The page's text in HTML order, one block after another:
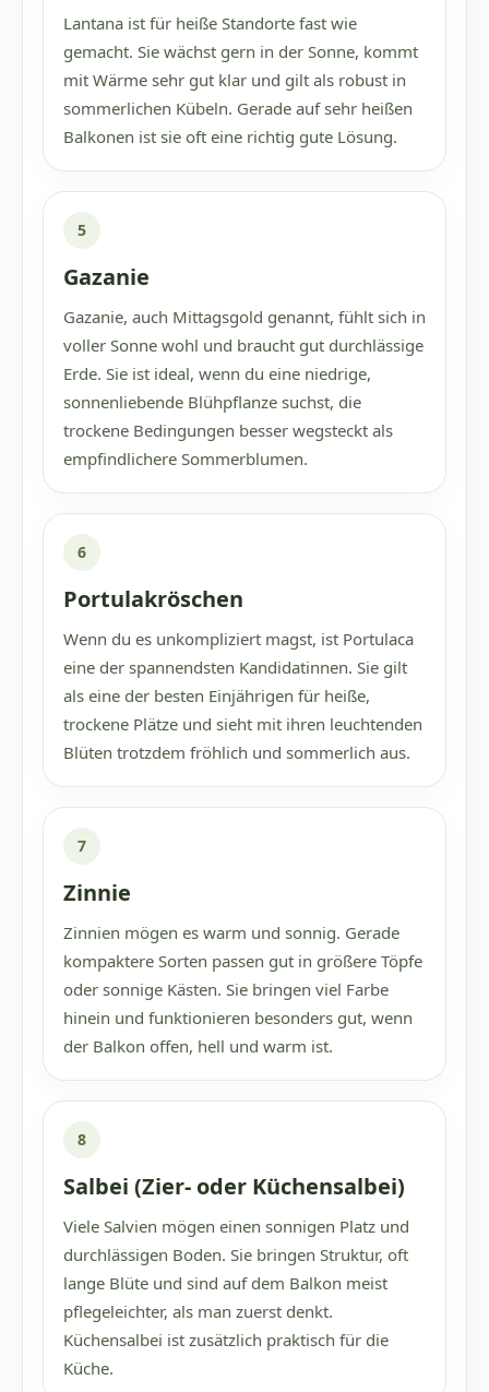
Lantana ist für heiße Standorte fast wie
gemacht. Sie wächst gern in der Sonne, kommt
mit Wärme sehr gut klar und gilt als robust in
sommerlichen Kübeln. Gerade auf sehr heißen
Balkonen ist sie oft eine richtig gute Lösung.
5
Gazanie
Gazanie, auch Mittagsgold genannt, fühlt sich in
voller Sonne wohl und braucht gut durchlässige
Erde. Sie ist ideal, wenn du eine niedrige,
sonnenliebende Blühpflanze suchst, die
trockene Bedingungen besser wegsteckt als
empfindlichere Sommerblumen.
6
Portulakröschen
Wenn du es unkompliziert magst, ist Portulaca
eine der spannendsten Kandidatinnen. Sie gilt
als eine der besten Einjährigen für heiße,
trockene Plätze und sieht mit ihren leuchtenden
Blüten trotzdem fröhlich und sommerlich aus.
7
Zinnie
Zinnien mögen es warm und sonnig. Gerade
kompaktere Sorten passen gut in größere Töpfe
oder sonnige Kästen. Sie bringen viel Farbe
hinein und funktionieren besonders gut, wenn
der Balkon offen, hell und warm ist.
8
Salbei (Zier- oder Küchensalbei)
Viele Salvien mögen einen sonnigen Platz und
durchlässigen Boden. Sie bringen Struktur, oft
lange Blüte und sind auf dem Balkon meist
pflegeleichter, als man zuerst denkt.
Küchensalbei ist zusätzlich praktisch für die
Küche.